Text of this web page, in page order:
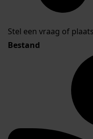
Stel een vraag of
Bestand